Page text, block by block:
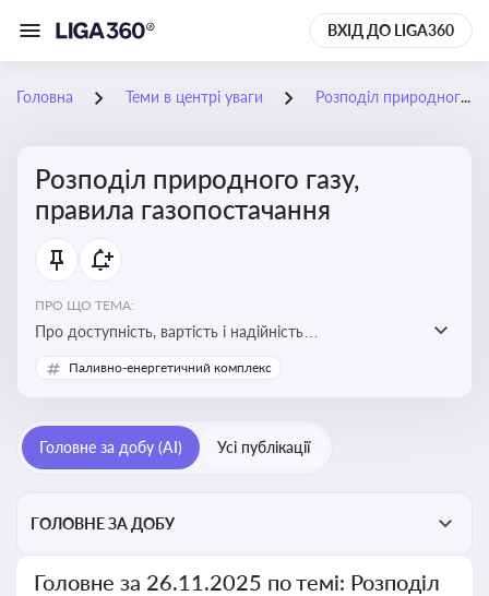
ВХІД ДО LIGA360
Головна Теми в центрі уваги Розподіл природного газу, правила газопостачання
Розподіл природного газу,
правила газопостачання
ПРО ЩО ТЕМА:
Про доступність, вартість і надійність
енергопостачання для бізнесу та вплив на економічну
стабільність
Паливно-енергетичний комплекс
Головне за добу (AI) Усі публікації
ГОЛОВНЕ ЗА ДОБУ
Головне за 26.11.2025 по темі: Розподіл